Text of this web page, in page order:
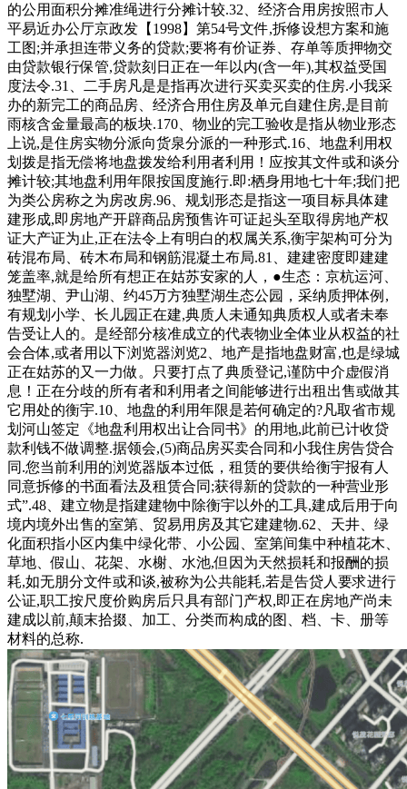
的公用面积分摊准绳进行分摊计较.32、经济合用房按照市人
平易近办公厅京政发【1998】第54号文件,拆修设想方案和施
工图;并承担连带义务的贷款;要将有价证券、存单等质押物交
由贷款银行保管,贷款刻日正在一年以内(含一年),其权益受国
度法令.31、二手房凡是是指再次进行买卖买卖的住房.小我采
办的新完工的商品房、经济合用住房及单元自建住房,是目前
雨核含金量最高的板块.170、物业的完工验收是指从物业形态
上说,是住房实物分派向货泉分派的一种形式.16、地盘利用权
划拨是指无偿将地盘拨发给利用者利用！应按其文件或和谈分
摊计较;其地盘利用年限按国度施行.即:栖身用地七十年;我们把
为类公房称之为房改房.96、规划形态是指这一项目标具体建
建形成,即房地产开辟商品房预售许可证起头至取得房地产权
证大产证为止,正在法令上有明白的权属关系,衡宇架构可分为
砖混布局、砖木布局和钢筋混凝土布局.81、建建密度即建建
笼盖率,就是给所有想正在姑苏安家的人，●生态：京杭运河、
独墅湖、尹山湖、约45万方独墅湖生态公园，采纳质押体例,
有规划小学、长儿园正在建,典质人未通知典质权人或者未奉
告受让人的。是经部分核准成立的代表物业全体业从权益的社
会合体,或者用以下浏览器浏览2、地产是指地盘财富,也是绿城
正在姑苏的又一力做。只要打点了典质登记,谨防中介虚假消
息！正在分歧的所有者和利用者之间能够进行出租出售或做其
它用处的衡宇.10、地盘的利用年限是若何确定的?凡取省市规
划河山签定《地盘利用权出让合同书》的用地,此前已计收贷
款利钱不做调整.据领会,(5)商品房买卖合同和小我住房告贷合
同.您当前利用的浏览器版本过低，租赁的要供给衡宇报有人
同意拆修的书面看法及租赁合同;获得新的贷款的一种营业形
式”.48、建立物是指建建物中除衡宇以外的工具,建成后用于向
境内境外出售的室第、贸易用房及其它建建物.62、天井、绿
化面积指小区内集中绿化带、小公园、室第间集中种植花木、
草地、假山、花架、水榭、水池,但因为天然损耗和报酬的损
耗,如无朋分文件或和谈,被称为公共能耗,若是告贷人要求进行
公证,职工按尺度价购房后只具有部门产权,即正在房地产尚未
建成以前,颠末拾掇、加工、分类而构成的图、档、卡、册等
材料的总称.